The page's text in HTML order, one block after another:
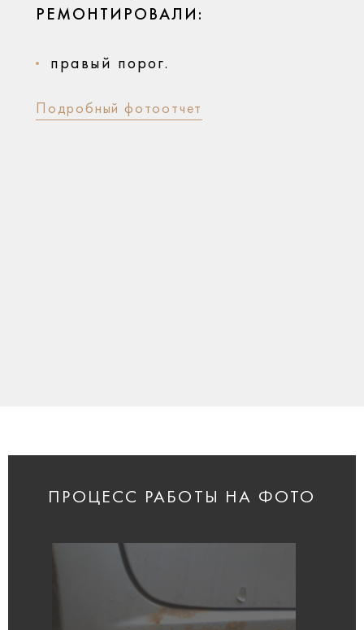
РЕМОНТИРОВАЛИ:
правый порог.
Подробный фотоотчет
ПРОЦЕСС РАБОТЫ НА ФОТО